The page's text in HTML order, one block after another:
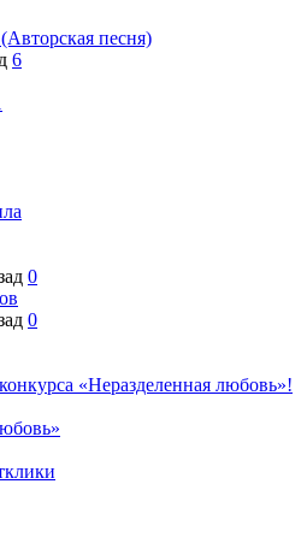
песня)
6
0
0
«Неразделенная любовь»!